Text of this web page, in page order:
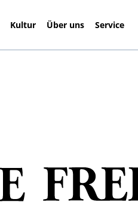
Kultur Über uns Service